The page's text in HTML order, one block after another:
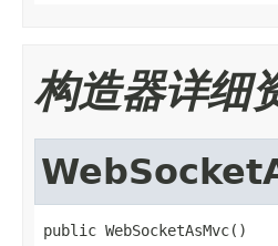
构造器详细
public WebSocketAsMvc()